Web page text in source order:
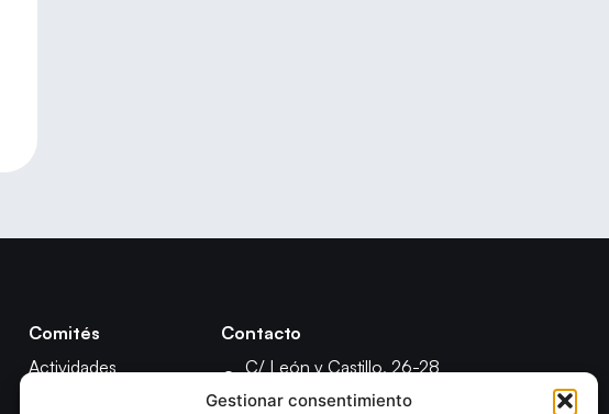
Gestionar consentimiento
Comités
Actividades
Contacto
C/ León y Castillo, 26-28
35003 - Las Palmas de Gran Canaria